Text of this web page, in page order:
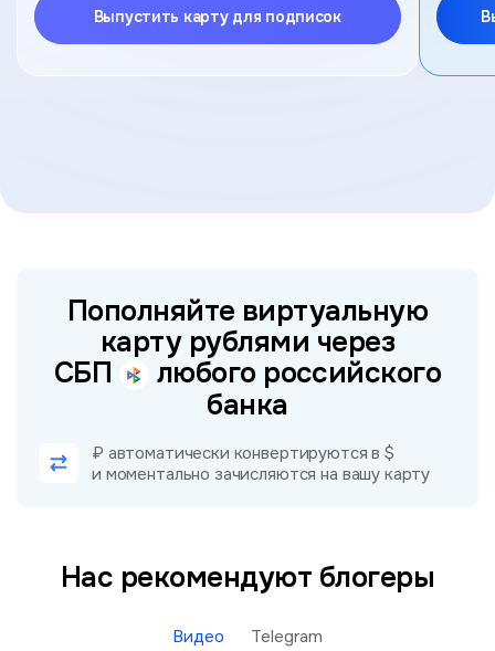
Выпустить карту для подписок
Пополняйте виртуальную
карту рублями через
СБП
любого российского
банка
₽ автоматически конвертируются в $
и моментально зачисляются на вашу карту
Нас рекомендуют блогеры
Видео Telegram